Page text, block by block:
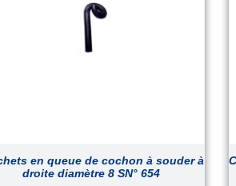
en queue de cochon à souder à
droite diamètre 8 SN° 654